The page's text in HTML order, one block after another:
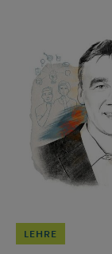
LEHRE